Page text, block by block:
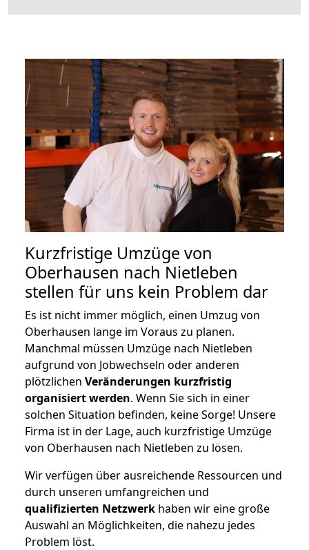
Kurzfristige Umzüge von
Oberhausen nach Nietleben
stellen für uns kein Problem dar
Es ist nicht immer möglich, einen Umzug von
Oberhausen lange im Voraus zu planen.
Manchmal müssen Umzüge nach Nietleben
aufgrund von Jobwechseln oder anderen
plötzlichen Veränderungen kurzfristig
organisiert werden. Wenn Sie sich in einer
solchen Situation befinden, keine Sorge! Unsere
Firma ist in der Lage, auch kurzfristige Umzüge
von Oberhausen nach Nietleben zu lösen.
Wir verfügen über ausreichende Ressourcen und
durch unseren umfangreichen und
qualifizierten Netzwerk haben wir eine große
Auswahl an Möglichkeiten, die nahezu jedes
Problem löst.